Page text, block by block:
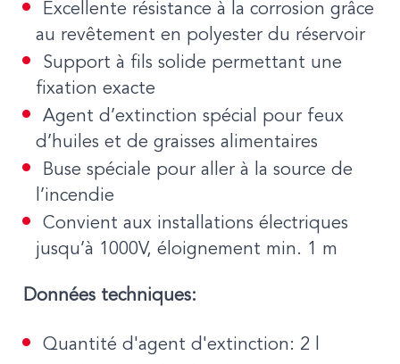
Excellente résistance à la corrosion grâce
au revêtement en polyester du réservoir
Support à fils solide permettant une
fixation exacte
Agent d’extinction spécial pour feux
d’huiles et de graisses alimentaires
Buse spéciale pour aller à la source de
l’incendie
Convient aux installations électriques
jusqu’à 1000V, éloignement min. 1 m
Données techniques:
Quantité d'agent d'extinction: 2 l